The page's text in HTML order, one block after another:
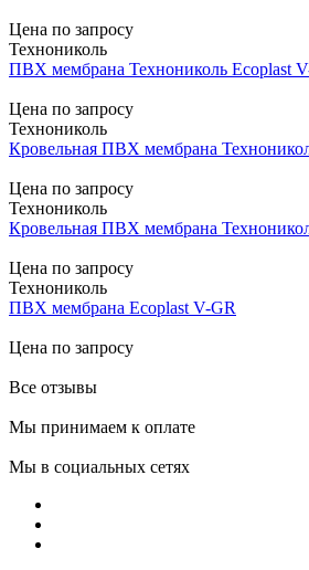
Цена по запросу
Технониколь
ПВХ мембрана Технониколь Ecoplast
Цена по запросу
Технониколь
Кровельная ПВХ мембрана
Цена по запросу
Технониколь
Кровельная ПВХ мембрана
Цена по запросу
Технониколь
ПВХ мембрана Ecoplast V-GR
Цена по запросу
Все отзывы
Мы принимаем к оплате
Мы в социальных сетях